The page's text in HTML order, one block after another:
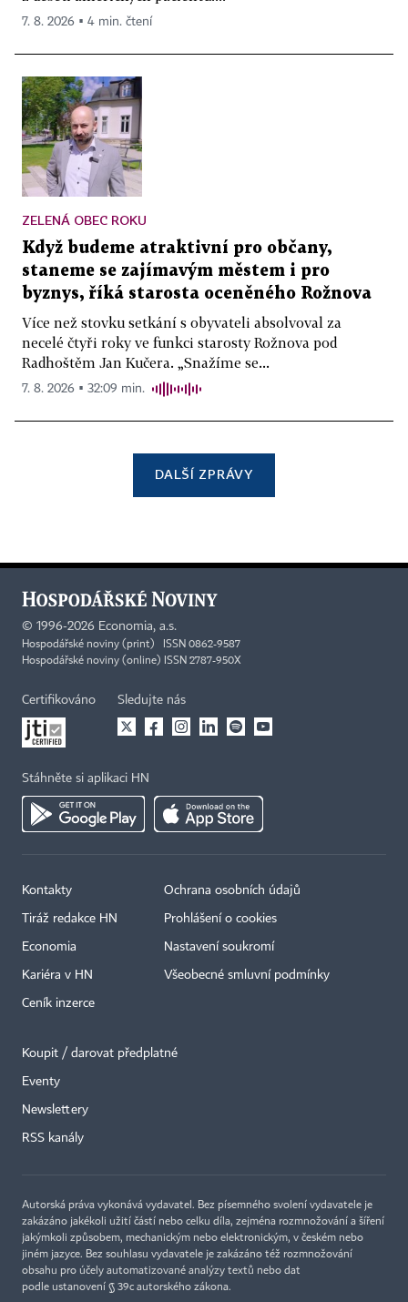
7. 8. 2026 ▪ 4 min. čtení
ZELENÁ OBEC ROKU
Když budeme atraktivní pro občany,
staneme se zajímavým městem i pro
byznys, říká starosta oceněného Rožnova
Více než stovku setkání s obyvateli absolvoval za
necelé čtyři roky ve funkci starosty Rožnova pod
Radhoštěm Jan Kučera. „Snažíme se...
7. 8. 2026 ▪ 32:09 min.
DALŠÍ ZPRÁVY
© 1996-2026 Economia, a.s.
Hospodářské noviny (print) ISSN 0862-9587
Hospodářské noviny (online) ISSN 2787-950X
Certifikováno Sledujte nás
Stáhněte si aplikaci HN
Kontakty
Tiráž redakce HN
Economia
Kariéra v HN
Ceník inzerce
Ochrana osobních údajů
Prohlášení o cookies
Nastavení soukromí
Všeobecné smluvní podmínky
Koupit / darovat předplatné
Eventy
Newslettery
RSS kanály
Autorská práva vykonává vydavatel. Bez písemného svolení vydavatele je
zakázáno jakékoli užití částí nebo celku díla, zejména rozmnožování a šíření
jakýmkoli způsobem, mechanickým nebo elektronickým, v českém nebo
jiném jazyce. Bez souhlasu vydavatele je zakázáno též rozmnožování
obsahu pro účely automatizované analýzy textů nebo dat
podle ustanovení § 39c autorského zákona.